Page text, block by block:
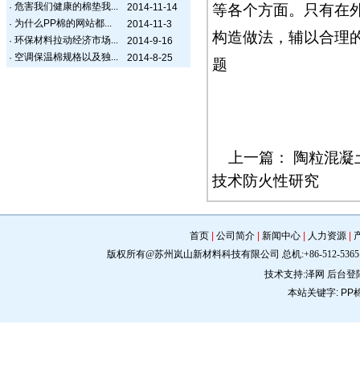
· 危害我们健康的棉垫我...
2014-11-14
· 为什么PP棉的网站都...
2014-11-3
· 环保材料拉动经济市场...
2014-9-16
· 空调保温棉规格以及独... 2014-8-25
等各个方面。只有在
构造做法，辅以合理
题
上一篇： 陶粒混凝
技术防火性研究
首页| 公司简介| 新闻中心| 人力资源|
版权所有@苏州岚山新材料科技有限公司 总机:+86-512-5365
技术支持:泽网 后台登
本站关键字: PP